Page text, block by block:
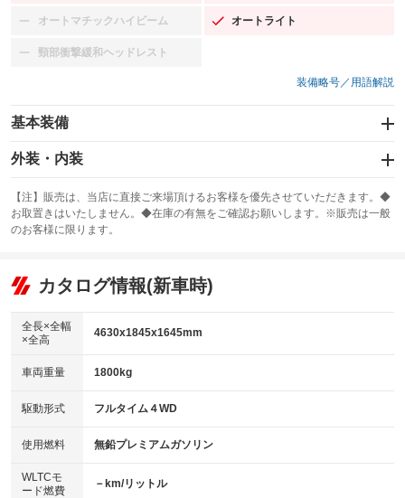
オートマチックハイビーム
：装備なし オートライト
：装備あり
頸部衝撃緩和ヘッドレスト
：装備なし
装備略号／用語解説
基本装備
エアバッグ：運転席/助手席/サイド
：装備あり
：装備なし
サンルーフ
：装備なし ABS
リフトアップ
：装備なし
：装備なし
パワーウィンドウ
アイドリングストップ
：装備あり
USB入力端子
：装備あり
100V電源
：装備なし
センターデフロック
：装備なし
外装・内装
カーナビ：メモリーナビ他
：装備あり
TV：フルセグ
：装備あり
ビジュアル：ブルーレイ再生／DVD再生
：装備あり
：装備あり
革シート
キーレス
HID(キセノンライト)
：装備なし
バックカメラ
：装備あり
エアロ
：装備なし
【注】販売は、当店に直接ご来場頂けるお客様を優先させていただきます。◆
お取置きはいたしません。◆在庫の有無をご確認お願いします。※販売は一般
のお客様に限ります。
カタログ情報(新車時)
全長×全幅
×全高
4630x1845x1645mm
車両重量 1800kg
駆動形式 フルタイム４WD
使用燃料 無鉛プレミアムガソリン
WLTCモ
ード燃費
－km/リットル